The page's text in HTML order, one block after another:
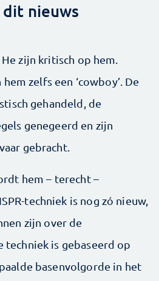
nieuws
zijn kritisch op hem.
zelfs een ‘cowboy’. De
gehandeld, de
genegeerd en zijn
gebracht.
hem – terecht –
techniek is nog zó nieuw,
zijn over de
techniek is gebaseerd op
basenvolgorde in het